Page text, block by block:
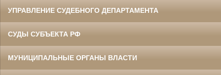
УПРАВЛЕНИЕ СУДЕБНОГО ДЕПАРТАМЕНТА
СУДЫ СУБЪЕКТА РФ
МУНИЦИПАЛЬНЫЕ ОРГАНЫ ВЛАСТИ